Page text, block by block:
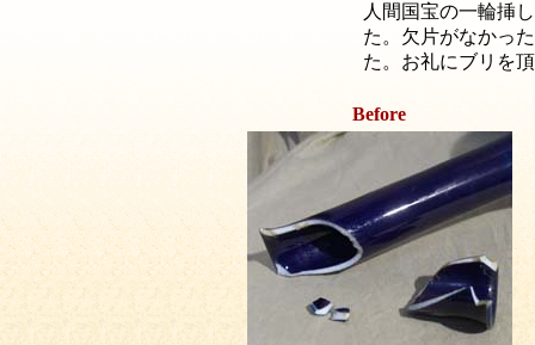
人間国宝の一輪挿
た。欠片がなかっ
た。お礼にブリを
Before